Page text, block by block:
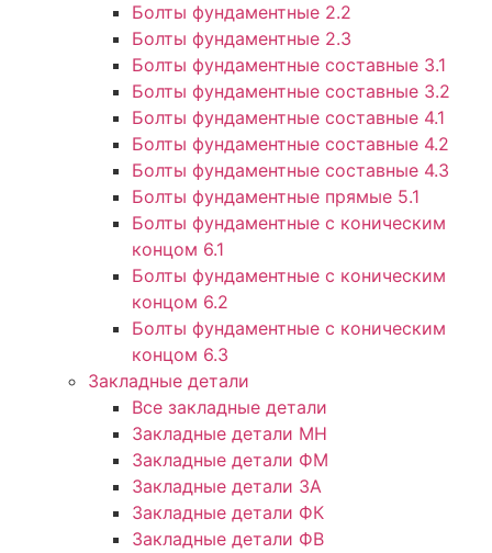
Болты фундаментные 2.2
Болты фундаментные 2.3
Болты фундаментные составные 3.1
Болты фундаментные составные 3.2
Болты фундаментные составные 4.1
Болты фундаментные составные 4.2
Болты фундаментные составные 4.3
Болты фундаментные прямые 5.1
Болты фундаментные с коническим
концом 6.1
Болты фундаментные с коническим
концом 6.2
Болты фундаментные с коническим
концом 6.3
Закладные детали
Все закладные детали
Закладные детали МН
Закладные детали ФМ
Закладные детали ЗА
Закладные детали ФК
Закладные детали ФВ